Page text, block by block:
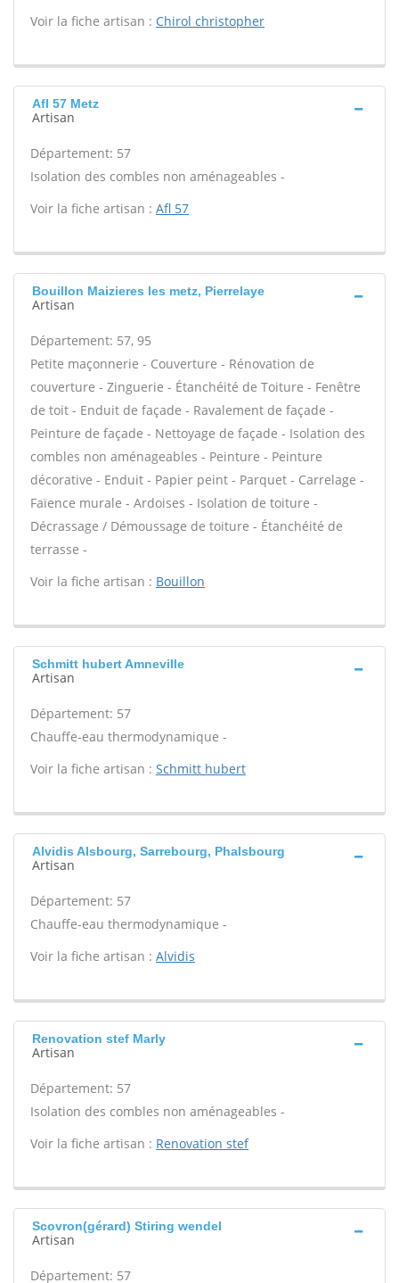
Voir la fiche artisan : Chirol christopher
Afl 57 Metz
Artisan
Département: 57
Isolation des combles non aménageables -
Voir la fiche artisan : Afl 57
Bouillon Maizieres les metz, Pierrelaye
Artisan
Département: 57, 95
Petite maçonnerie - Couverture - Rénovation de
couverture - Zinguerie - Étanchéité de Toiture - Fenêtre
de toit - Enduit de façade - Ravalement de façade -
Peinture de façade - Nettoyage de façade - Isolation des
combles non aménageables - Peinture - Peinture
décorative - Enduit - Papier peint - Parquet - Carrelage -
Faïence murale - Ardoises - Isolation de toiture -
Décrassage / Démoussage de toiture - Étanchéité de
terrasse -
Voir la fiche artisan : Bouillon
Schmitt hubert Amneville
Artisan
Département: 57
Chauffe-eau thermodynamique -
Voir la fiche artisan : Schmitt hubert
Alvidis Alsbourg, Sarrebourg, Phalsbourg
Artisan
Département: 57
Chauffe-eau thermodynamique -
Voir la fiche artisan : Alvidis
Renovation stef Marly
Artisan
Département: 57
Isolation des combles non aménageables -
Voir la fiche artisan : Renovation stef
Scovron(gérard) Stiring wendel
Artisan
Département: 57